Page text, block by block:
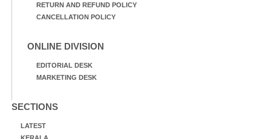
RETURN AND REFUND POLICY
CANCELLATION POLICY
ONLINE DIVISION
EDITORIAL DESK
MARKETING DESK
SECTIONS
LATEST